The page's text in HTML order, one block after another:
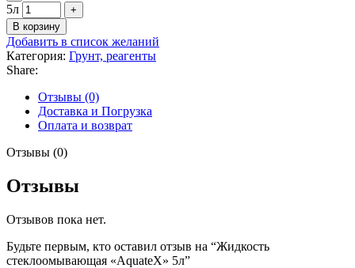
5л
В корзину
Добавить в список желаний
Категория: Грунт, реагенты
Share:
Отзывы (0)
Доставка и Погрузка
Оплата и возврат
Отзывы (0)
Отзывы
Отзывов пока нет.
Будьте первым, кто оставил отзыв на “Жидкость
стеклоомывающая «AquateX» 5л”